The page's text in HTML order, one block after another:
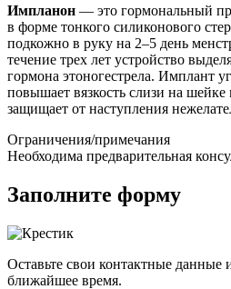
Импланон — это гормональный
в форме тонкого силиконового
подкожно в руку на 2–5 день
течение трех лет устройство
гормона этоногестрела. Имплант
повышает вязкость слизи на
защищает от наступления
Ограничения/примечания
Необходима предварительная
Заполните форму
Оставьте свои контактные
ближайшее время.